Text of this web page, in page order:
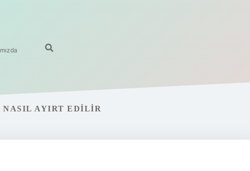
NASIL AYIRT EDILIR